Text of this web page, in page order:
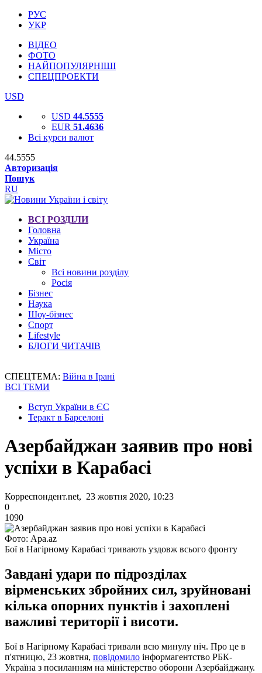
РУС
УКР
ВІДЕО
ФОТО
НАЙПОПУЛЯРНІШІ
СПЕЦПРОЕКТИ
USD
USD 44.5555
EUR 51.4636
Всі курси валют
44.5555
Авторизація
Пошук
RU
ВСІ РОЗДІЛИ
Головна
Україна
Місто
Світ
Всі новини розділу
Росія
Бізнес
Наука
Шоу-бізнес
Спорт
Lifestyle
БЛОГИ ЧИТАЧІВ
СПЕЦТЕМА: Війна в Ірані
ВСІ ТЕМИ
Вступ України в ЄС
Теракт в Барселоні
Азербайджан заявив про нові
успіхи в Карабасі
Корреспондент.net, 23 жовтня 2020, 10:23
0
1090
Фото: Apa.az
Бої в Нагірному Карабасі тривають уздовж всього фронту
Завдані удари по підрозділах
вірменських збройних сил, зруйновані
кілька опорних пунктів і захоплені
важливі території і висоти.
Бої в Нагірному Карабасі тривали всю минулу ніч. Про це в
п'ятницю, 23 жовтня, повідомило інформагентство РБК-
Україна з посиланням на міністерство оборони Азербайджану.